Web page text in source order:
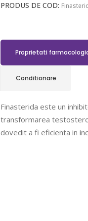
PRODUS DE COD:
Proprietati
Conditionare
Finasterida este un
transformarea
dovedit a fi eficienta in